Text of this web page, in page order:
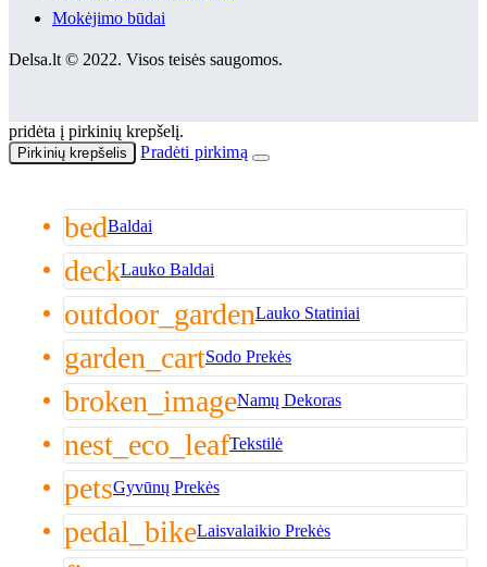
Mokėjimo būdai
Delsa.lt © 2022. Visos teisės saugomos.
pridėta į pirkinių krepšelį.
Pirkinių krepšelis Pradėti pirkimą
bedBaldai
deckLauko Baldai
outdoor_gardenLauko Statiniai
garden_cartSodo Prekės
broken_imageNamų Dekoras
nest_eco_leafTekstilė
petsGyvūnų Prekės
pedal_bikeLaisvalaikio Prekės